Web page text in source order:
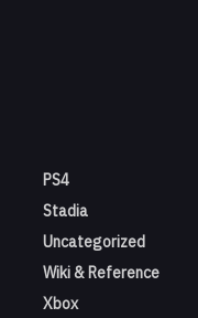
PS4
Stadia
Uncategorized
Wiki & Reference
Xbox